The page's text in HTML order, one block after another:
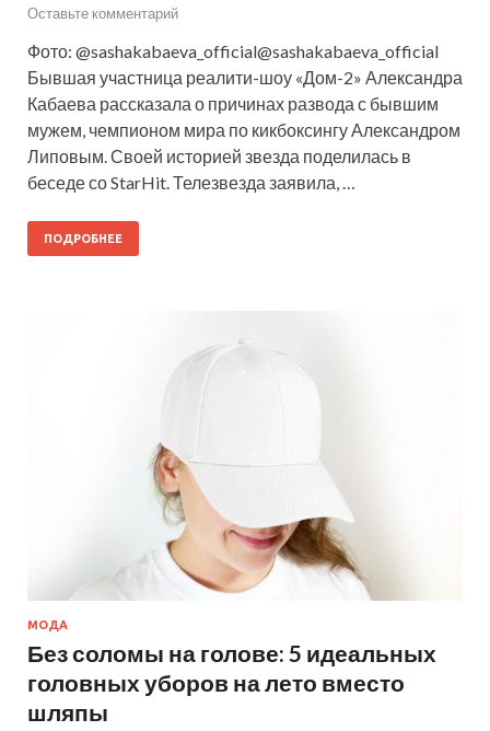
Оставьте комментарий
Фото: @sashakabaeva_official@sashakabaeva_official
Бывшая участница реалити-шоу «Дом-2» Александра
Кабаева рассказала о причинах развода с бывшим
мужем, чемпионом мира по кикбоксингу Александром
Липовым. Своей историей звезда поделилась в
беседе со StarHit. Телезвезда заявила, …
ПОДРОБНЕЕ
МОДА
Без соломы на голове: 5 идеальных
головных уборов на лето вместо
шляпы